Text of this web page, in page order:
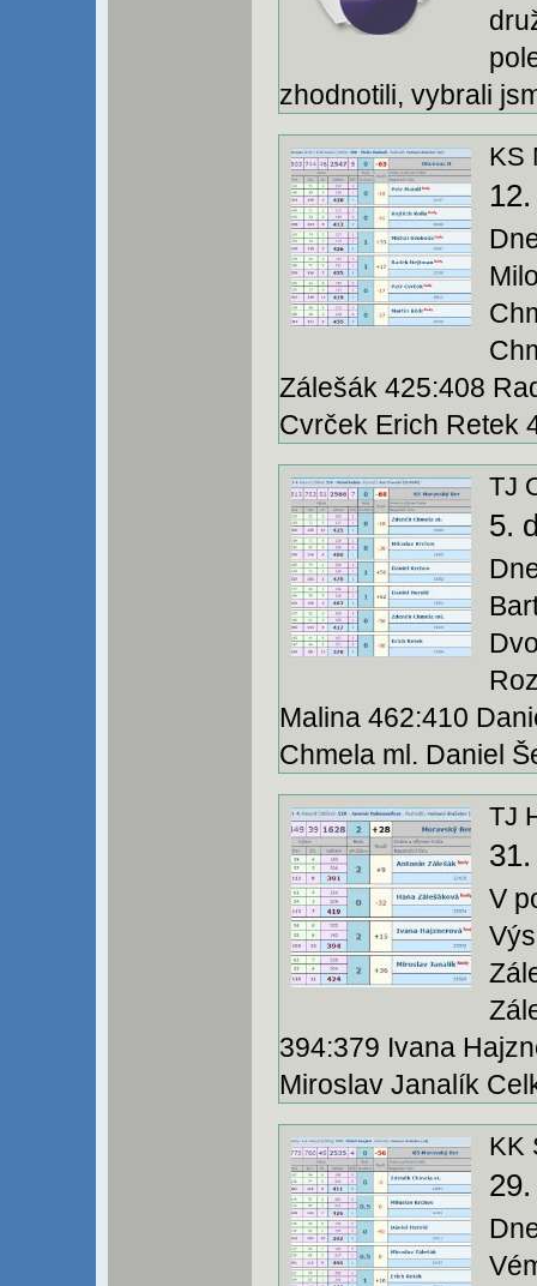
zhodnotili, vybrali
KS
Zálešák 425:408
Cvrček Erich Retek
TJ
5.
Malina 462:410
Chmela ml. Daniel
V
394:379 Ivana
Miroslav Janalík
KK